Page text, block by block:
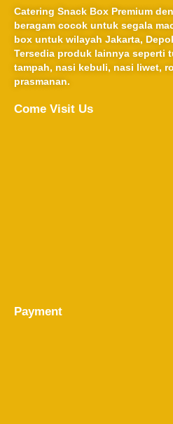
Catering Snack Box Premium
beragam cocok untuk segala
box untuk wilayah Jakarta,
Tersedia produk lainnya seperti
tampah, nasi kebuli, nasi liwet,
prasmanan.
Come Visit Us
Payment